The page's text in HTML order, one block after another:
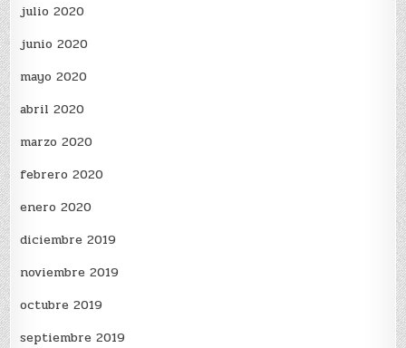
julio 2020
junio 2020
mayo 2020
abril 2020
marzo 2020
febrero 2020
enero 2020
diciembre 2019
noviembre 2019
octubre 2019
septiembre 2019